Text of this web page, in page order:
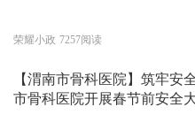
荣耀小政 7257阅读
【渭南市骨科医院】筑牢
市骨科医院开展春节前安全